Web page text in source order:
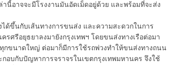
นี้อาจจะมีโรงงานมันอัดเม็ดอยู่ด้วย และพร้อมที่จะส่ง
นกับเส้นทางการขนส่ง และความสะดวกในการ
ศรีอยุธยาลงมายังกรุงเทพฯ โดยขนส่งทางเรือต่อมา
กขนาดใหญ่ ต่อมาก็มีการใช้รถพ่วงทำให้ขนส่งทางถนน
บกับปัญหาการจราจรในเขตกรุงเทพมหานคร จึงใช้